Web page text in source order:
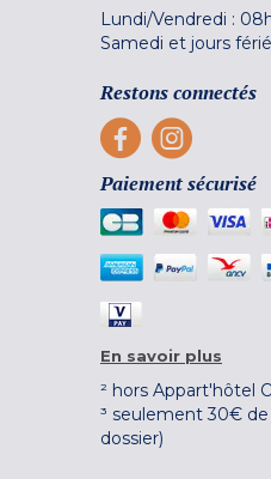
Lundi/Vendredi :
Samedi et jours
Restons connectés
Paiement sécurisé
En savoir plus
² hors Appart'hôtel
³ seulement 30€ de
dossier)